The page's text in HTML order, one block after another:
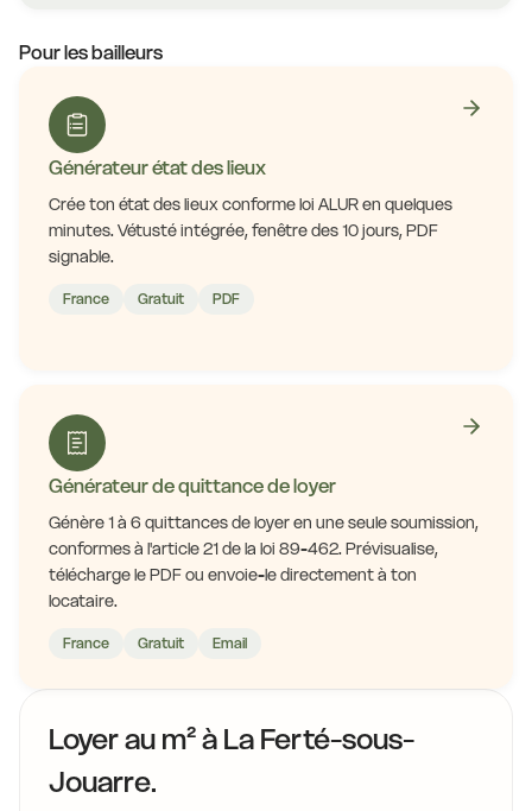
Pour les bailleurs
Générateur état des lieux
Crée ton état des lieux conforme loi ALUR en quelques
minutes. Vétusté intégrée, fenêtre des 10 jours, PDF
signable.
France Gratuit PDF
Générateur de quittance de loyer
Génère 1 à 6 quittances de loyer en une seule soumission,
conformes à l'article 21 de la loi 89-462. Prévisualise,
télécharge le PDF ou envoie-le directement à ton
locataire.
France Gratuit Email
Loyer au m² à La Ferté-sous-
Jouarre.